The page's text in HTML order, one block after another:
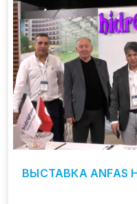
ВЫСТАВКА ANFAS